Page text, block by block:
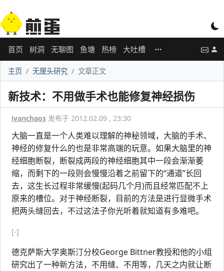
首页 树洞 无聊图 鱼塘 热榜 大吐槽
主页 无厘头研究 文章正文
新技术：不用做手术也能修复神经损伤
ivanchaos 发布于 2012.02.09 , 23:30
大脑一直是一个人类难以理解的神秘领域，大脑的手术、
神经的修复什么的也是非常高端的玩意。如果大脑里的神
经细胞断裂，断裂成两段的神经细胞其中一段会渐渐萎
缩，而剩下的一段则会慢慢沿着之前留下的“通道”长回
去，这生长过程非常缓慢(起码几个月)而且经常匹配不上
原来的槽位。对于神经断裂，目前的方法是进行显微手术
把两头缝回去，不过这法子你光听着就知道有多难吧。
[-]
德克萨斯大学奥斯汀分校George Bittner教授和他的小组
研究出了一种新方法，不用缝、不用等，几天之内就让断